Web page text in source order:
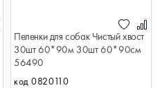
Пеленки для собак Чистый хвост
30шт 60*90м 30шт 60*90см
56490
код 0820110